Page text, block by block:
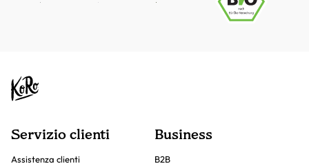
Servizio clienti
Assistenza clienti
Business
B2B